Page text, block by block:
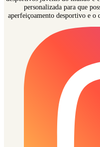
personalizada para que
aperfeiçoamento desportivo e o